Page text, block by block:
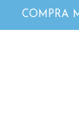
COMPRA